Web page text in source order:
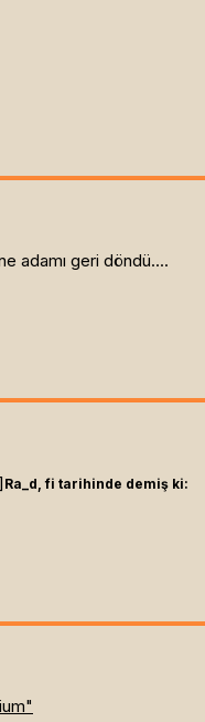
adamı geri döndü....
Ra_d, fi tarihinde demiş ki: